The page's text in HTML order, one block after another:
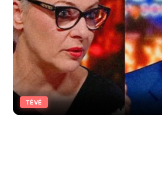
TÉVÉ